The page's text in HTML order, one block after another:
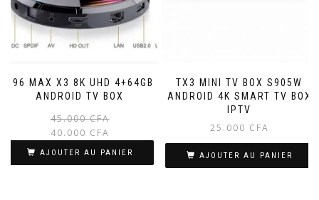
H96 MAX X3 8K UHD 4+64GB
ANDROID TV BOX
45.000CFA
initial
40.000 CFA
actuel
AJOUTER AU PANIER
TX3 MINI TV BOX S905W
ANDROID 4K SMART TV BOX
IPTV
25.000 CFA
AJOUTER AU PANIER